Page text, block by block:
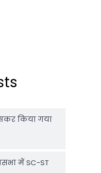
किया गया
में SC-ST